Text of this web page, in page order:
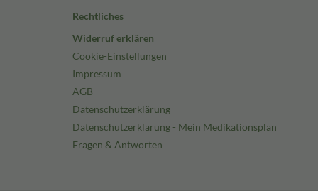
Rechtliches
Widerruf erklären
Cookie-Einstellungen
Impressum
AGB
Datenschutzerklärung
Datenschutzerklärung - Mein Medikationsplan
Fragen & Antworten